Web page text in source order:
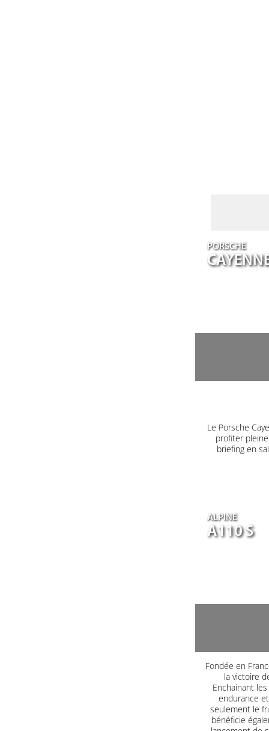
PORSCHE
Le Porsche
profiter
briefing en
ALPINE
A110 S
Fondée en
la victoire
Enchainant
endurance
seulement le
bénéficie